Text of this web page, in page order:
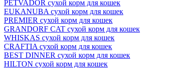
PETVADOR сухой корм для кошек
EUKANUBA сухой корм для кошек
PREMIER сухой корм для кошек
GRANDORF CAT сухой корм для кошек
WHISKAS сухой корм для кошек
CRAFTIA сухой корм для кошек
BEST DINNER сухой корм для кошек
HILTON сухой корм для кошек